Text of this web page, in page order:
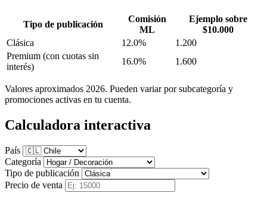
Tipo de publicación
Comisión
ML
Ejemplo sobre
$10.000
Clásica
12.0%
1.200
Premium (con cuotas sin
interés)
16.0% 1.600
Valores aproximados 2026. Pueden variar por subcategoría y
promociones activas en tu cuenta.
Calculadora interactiva
País
Categoría
Tipo de publicación
Precio de venta